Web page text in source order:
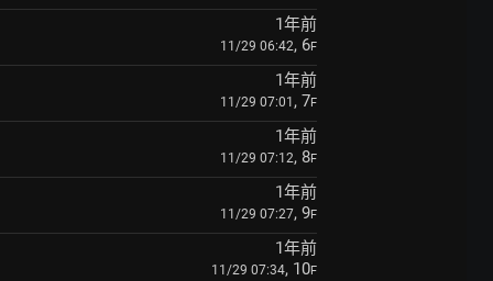
1年前
11/29 06:42, 6F
1年前
11/29 07:01 , 7F
1年前
11/29 07:12, 8F
1年前
11/29 07:27, 9F
1年前
11/29 07:34, 10F